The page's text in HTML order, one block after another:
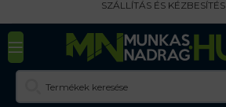
SZÁLLÍTÁS ÉS KÉZBESÍTÉS